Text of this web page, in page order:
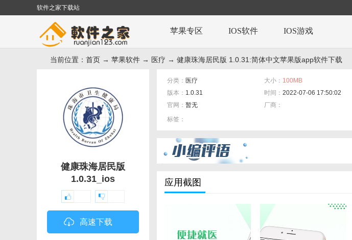
软件之家下载站
苹果专区 IOS软件 IOS游戏
当前位置： 首页 → 苹果软件 → 医疗 → 健康珠海居民版 1.0.31:简体中文苹果版app软件下载
健康珠海居民版
1.0.31_ios
高速下载
分类： 医疗 大小： 100MB
版本： 1.0.31 时间： 2022-07-06 17:50:02
官网： 暂无 厂商：
标签：
应用截图